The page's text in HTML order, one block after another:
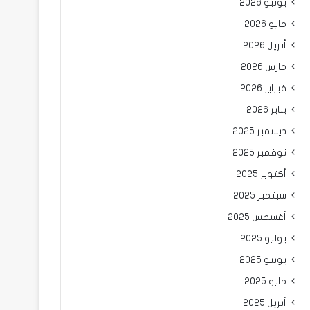
يونيو 2026
مايو 2026
أبريل 2026
مارس 2026
فبراير 2026
يناير 2026
ديسمبر 2025
نوفمبر 2025
أكتوبر 2025
سبتمبر 2025
أغسطس 2025
يوليو 2025
يونيو 2025
مايو 2025
أبريل 2025